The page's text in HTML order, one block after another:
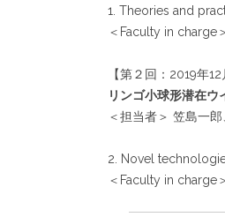
1. Theories and
＜Faculty in charge
【第２回：2019年12
リンゴ小球形潜在
＜担当者＞ 笠島一
2. Novel
＜Faculty in charge